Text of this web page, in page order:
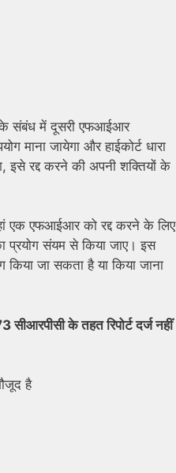
के संबंध में दूसरी एफआईआर
माना जायेगा और हाईकोर्ट धारा
इसे रद्द करने की अपनी शक्तियों के
एक एफआईआर को रद्द करने के लिए
प्रयोग संयम से किया जाए। इस
किया जा सकता है या किया जाना
के तहत रिपोर्ट दर्ज नहीं
है